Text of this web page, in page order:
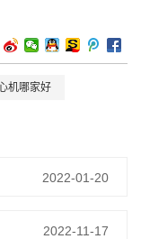
机哪家好
2022-01-20
2022-11-17